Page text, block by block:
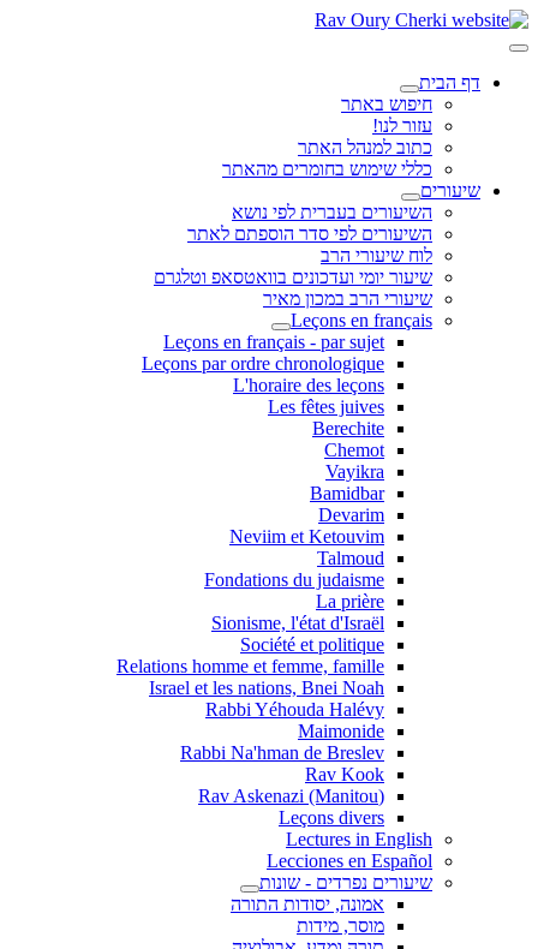
דף הבית
חיפוש באתר
עזור לנו!
כתוב למנהל האתר
כללי שימוש בחומרים מהאתר
שיעורים
השיעורים בעברית לפי נושא
השיעורים לפי סדר הוספתם לאתר
לוח שיעורי הרב
שיעור יומי ועדכונים בוואטסאפ וטלגרם
שיעורי הרב במכון מאיר
Leçons en français
Leçons en français - par sujet
Leçons par ordre chronologique
L'horaire des leçons
Les fêtes juives
Berechite
Chemot
Vayikra
Bamidbar
Devarim
Neviim et Ketouvim
Talmoud
Fondations du judaisme
La prière
Sionisme, l'état d'Israël
Société et politique
Relations homme et femme, famille
Israel et les nations, Bnei Noah
Rabbi Yéhouda Halévy
Maimonide
Rabbi Na'hman de Breslev
Rav Kook
(Rav Askenazi (Manitou
Leçons divers
Lectures in English
Lecciones en Español
שיעורים נפרדים - שונות
אמונה, יסודות התורה
מוסר, מידות